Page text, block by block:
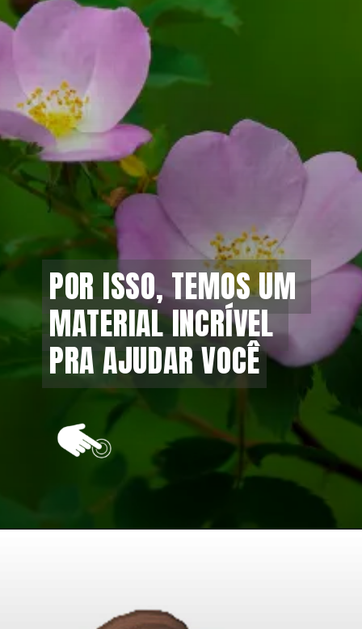
POR ISSO, TEMOS UM
MATERIAL INCRÍVEL
PRA AJUDAR VOCÊ
POR ISSO, TEMOS UM
MATERIAL INCRÍVEL
PRA AJUDAR VOCÊ